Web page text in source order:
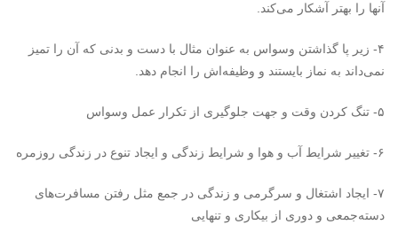
آنها را بهتر آشکار می‌کند.
۴- زیر پا گذاشتن وسواس به عنوان مثال با دست و بدنی که آن را تمیز
نمی‌داند به نماز بایستند و وظیفه‌اش را انجام دهد.
۵- تنگ کردن وقت و جهت جلوگیری از تکرار عمل وسواس
۶- تغییر شرایط آب و هوا و شرایط زندگی و ایجاد تنوع در زندگی روزمره
۷- ایجاد اشتغال و سرگرمی و زندگی در جمع مثل رفتن مسافرت‌های
دسته‌جمعی و دوری از بیکاری و تنهایی